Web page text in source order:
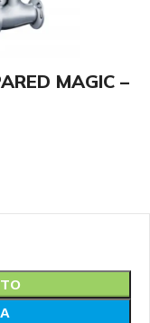
MAGIC –